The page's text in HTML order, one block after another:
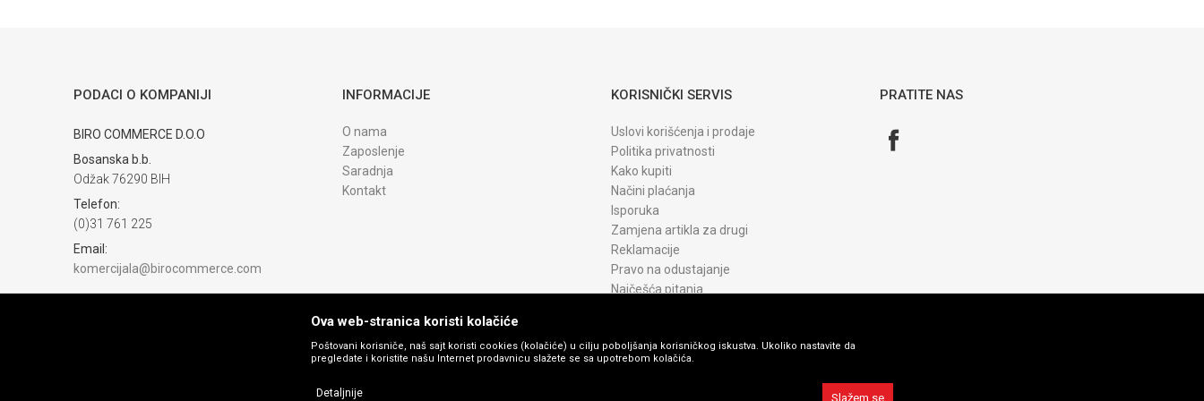
PODACI O KOMPANIJI
BIRO COMMERCE D.O.O
Bosanska b.b.
Odžak 76290 BIH
Telefon:
(0)31 761 225
Email:
komercijala@birocommerce.com
INFORMACIJE
O nama
Zaposlenje
Saradnja
Kontakt
KORISNIČKI SERVIS
Uslovi korišćenja i prodaje
Politika privatnosti
Kako kupiti
Načini plaćanja
Isporuka
Zamjena artikla za drugi
Reklamacije
Pravo na odustajanje
Najčešća pitanja
PRATITE NAS
Ova web-stranica koristi kolačiće
Poštovani korisniče, naš sajt koristi cookies (kolačiće) u cilju poboljšanja korisničkog iskustva. Ukoliko nastavite da
pregledate i koristite našu Internet prodavnicu slažete se sa upotrebom kolačića.
Detaljnije Slažem se